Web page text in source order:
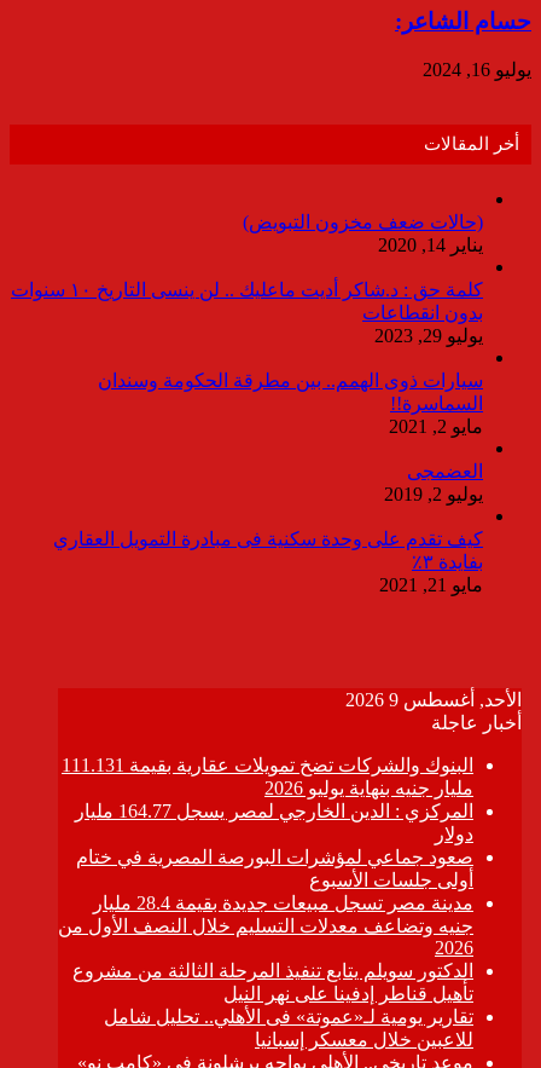
حسام الشاعر:
يوليو 16, 2024
أخر المقالات
(حالات ضعف مخزون التبويض)
يناير 14, 2020
كلمة حق : د.شاكر أديت ماعليك .. لن ينسى التاريخ ١٠ سنوات
بدون انقطاعات
يوليو 29, 2023
سيارات ذوى الهمم.. بين مطرقة الحكومة وسندان
السماسرة!!
مايو 2, 2021
العضمجى
يوليو 2, 2019
كيف تقدم على وحدة سكنية فى مبادرة التمويل العقاري
بفايدة ٣٪
مايو 21, 2021